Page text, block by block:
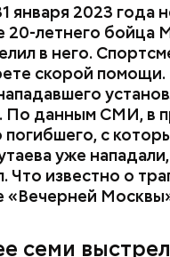
какие
января 2023 года
20-летнего
в него.
скорой
По данным СМИ, в
погибшего, с
уже
Что известно о
«Вечерней
семи